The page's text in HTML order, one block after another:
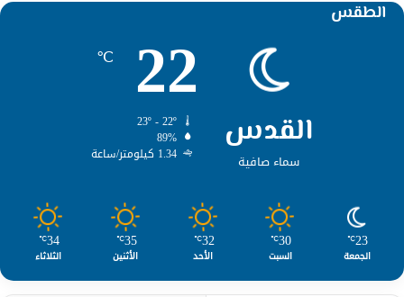
الطقس
القدس
سماء صافية
22
℃
89%
1.34 كيلومتر/ساعة
23
℃
الجمعة
30
℃
السبت
32
℃
الأحد
35
℃
الأثنين
34
℃
الثلاثاء